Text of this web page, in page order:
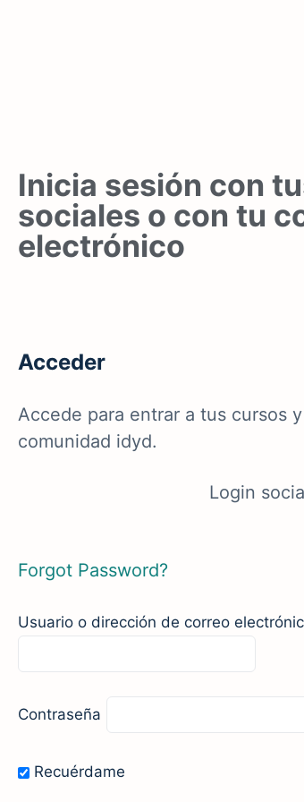
Inicia sesión con
sociales o con tu
electrónico
Acceder
Accede para entrar a tus cursos
comunidad idyd.
Login
Forgot Password?
Usuario o dirección de correo
Contraseña
Recuérdame